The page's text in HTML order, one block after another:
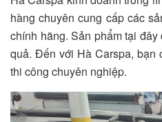
hàng chuyên cung cấp các
chính hãng. Sản phẩm tại
quả. Đến với Hà Carspa, bạn
thi công chuyên nghiệp.